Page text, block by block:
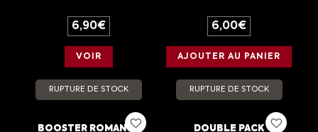
6,90€
VOIR
6,00€
AJOUTER AU PANIER
RUPTURE DE STOCK
BOOSTER ROMANCE
RUPTURE DE STOCK
DOUBLE PACK